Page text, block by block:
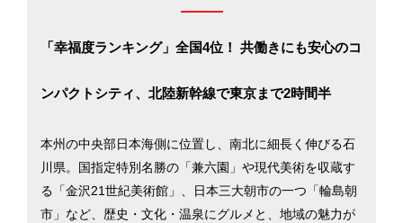
「幸福度ランキング」全国4位！ 共働きにも安心のコ
ンパクトシティ、北陸新幹線で東京まで2時間半
本州の中央部日本海側に位置し、南北に細長く伸びる石
川県。国指定特別名勝の「兼六園」や現代美術を収蔵す
る「金沢21世紀美術館」、日本三大朝市の一つ「輪島朝
市」など、歴史・文化・温泉にグルメと、地域の魅力が